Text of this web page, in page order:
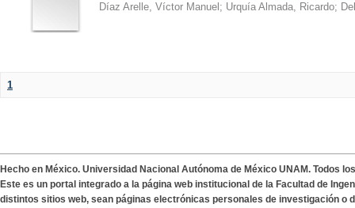
Díaz Arelle, Víctor Manuel ; Urquía Almada, Ricardo;
1
Hecho en México. Universidad Nacional Autónoma de México UNAM. Todos
Este es un portal integrado a la página web institucional de la Facultad de
distintos sitios web, sean páginas electrónicas personales de investigación o